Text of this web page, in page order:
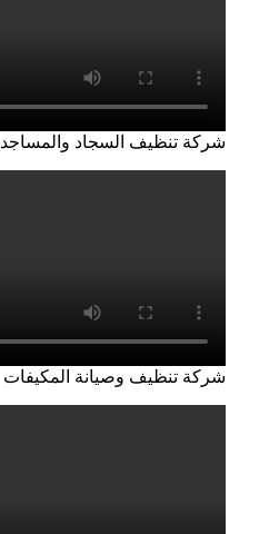
شركة تنظيف السجاد والمساجد
شركة تنظيف وصيانة المكيفات